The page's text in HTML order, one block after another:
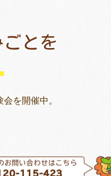
とを
を開催中。